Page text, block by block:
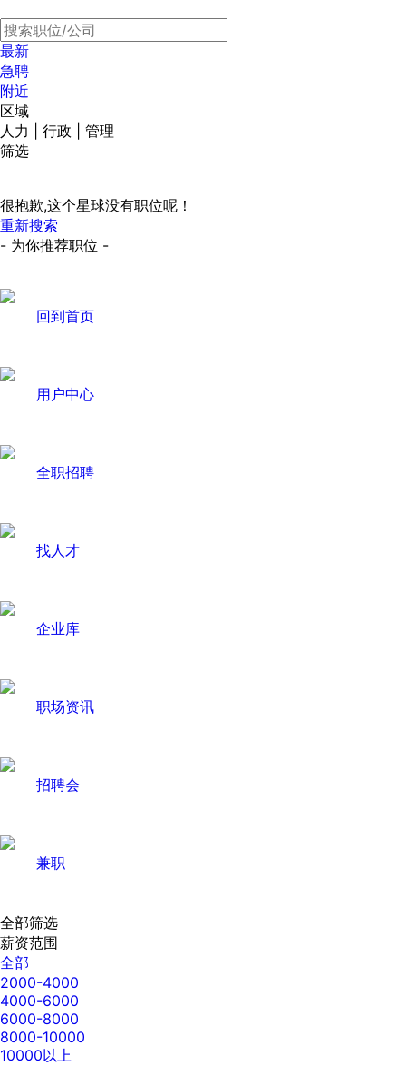
最新
急聘
附近
区域
人力 | 行政 | 管理
筛选
很抱歉,这个星球没有职位呢！
重新搜索
- 为你推荐职位 -
回到首页
用户中心
全职招聘
找人才
企业库
职场资讯
招聘会
兼职
全部筛选
薪资范围
全部
2000-4000
4000-6000
6000-8000
8000-10000
10000以上